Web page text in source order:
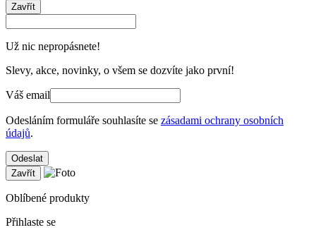
Zavřít
Už nic nepropásnete!
Slevy, akce, novinky, o všem se dozvíte jako první!
Váš email
Odesláním formuláře souhlasíte se zásadami ochrany osobních
údajů.
Odeslat
Zavřít
Oblíbené produkty
Přihlaste se